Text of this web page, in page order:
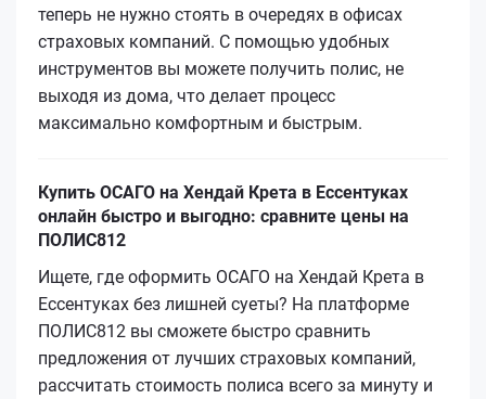
теперь не нужно стоять в очередях в офисах
страховых компаний. С помощью удобных
инструментов вы можете получить полис, не
выходя из дома, что делает процесс
максимально комфортным и быстрым.
Купить ОСАГО на Хендай Крета в Ессентуках
онлайн быстро и выгодно: сравните цены на
ПОЛИС812
Ищете, где оформить ОСАГО на Хендай Крета в
Ессентуках без лишней суеты? На платформе
ПОЛИС812 вы сможете быстро сравнить
предложения от лучших страховых компаний,
рассчитать стоимость полиса всего за минуту и